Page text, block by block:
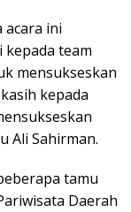
acara ini
team
mensukseskan
kepada
Ali Sahirman.
tamu
Daerah